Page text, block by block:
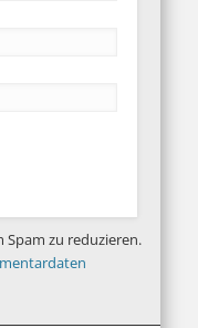
Spam zu reduzieren.